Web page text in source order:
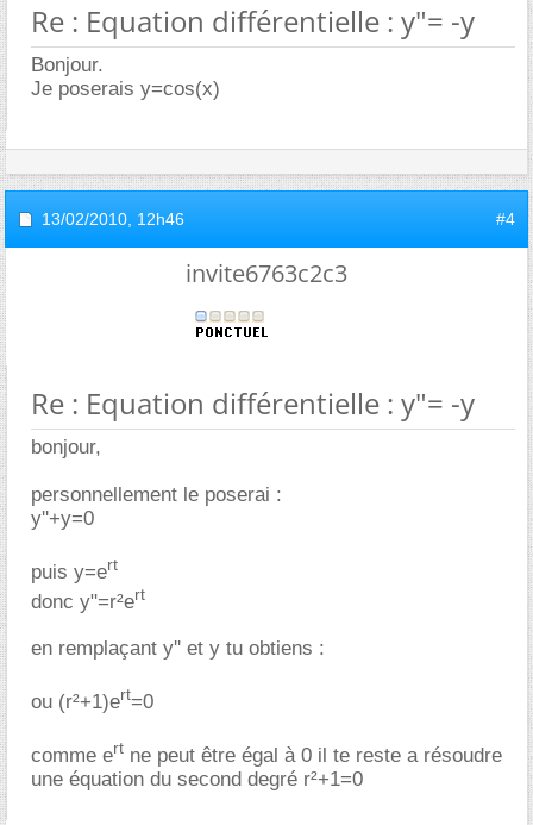
Re : Equation différentielle : y"= -y
Bonjour.
Je poserais y=cos(x)
13/02/2010, 12h46 #4
invite6763c2c3
Re : Equation différentielle : y"= -y
bonjour,
personnellement le poserai :
y''+y=0
puis y=ert
donc y"=r²ert
en remplaçant y'' et y tu obtiens :
ou (r²+1)ert=0
comme ert ne peut être égal à 0 il te reste a résoudre
une équation du second degré r²+1=0